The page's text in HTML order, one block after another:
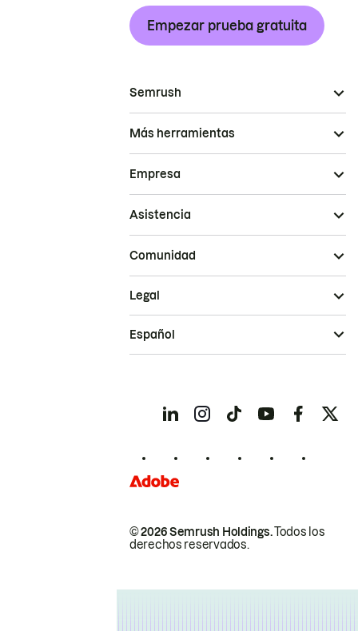
Empezar prueba gratuita
Semrush
Más herramientas
Empresa
Asistencia
Comunidad
© 2026 Semrush Holdings.Todos los
derechos reservados.
Legal
Español